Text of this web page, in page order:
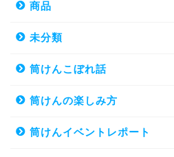
商品
未分類
筒けんこぼれ話
筒けんの楽しみ方
筒けんイベントレポート